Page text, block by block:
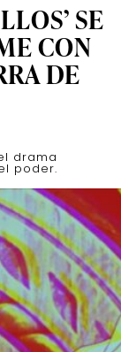
SE
CON
DE
drama
poder.